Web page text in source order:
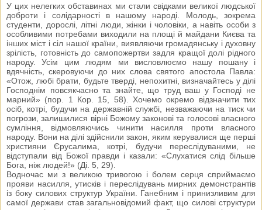
У цих нелегких обставинах ми стали свідками великої людської
доброти і солідарності в нашому народі. Молодь, зокрема
студенти, дорослі, літні люди, жінки і чоловіки, а навіть особи з
особливими потребами виходили на площі й майдани Києва та
інших міст і сіл нашої країни, виявляючи громадянську і духовну
зрілість, готовність до самопожертви задля кращої долі рідного
народу. Усім цим людям ми висловлюємо нашу пошану і
вдячність, скеровуючи до них слова святого апостола Павла:
«Отож, любі брати, будьте тверді, непохитні, визначайтесь у ділі
Господнім повсякчасно та знайте, що труд ваш у Господі не
марний» (пор. 1 Кор. 15, 58). Хочемо окремо відзначити тих
осіб, котрі, будучи на державній службі, незважаючи на тиск чи
погрози, залишилися вірні Божому законові та голосові власного
сумління, відмовляючись чинити насилля проти власного
народу. Вони на ділі здійснили закон, яким керувалися ще перші
християни Єрусалима, котрі, будучи переслідуваними, не
відступали від Божої правди і казали: «Слухатися слід більше
Бога, ніж людей!» (Ді. 5, 29).
Водночас ми з великою тривогою і болем серця сприймаємо
прояви насилля, утисків і переслідувань мирних демонстрантів
із боку силових структур України. Ганебним і принизливим для
самої держави став загальновідомий факт, що силові структури